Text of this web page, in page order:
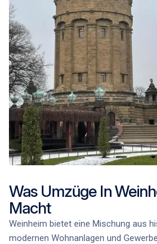
Was Umzüge In
Macht
Weinheim bietet eine Mischung aus
modernen Wohnanlagen und